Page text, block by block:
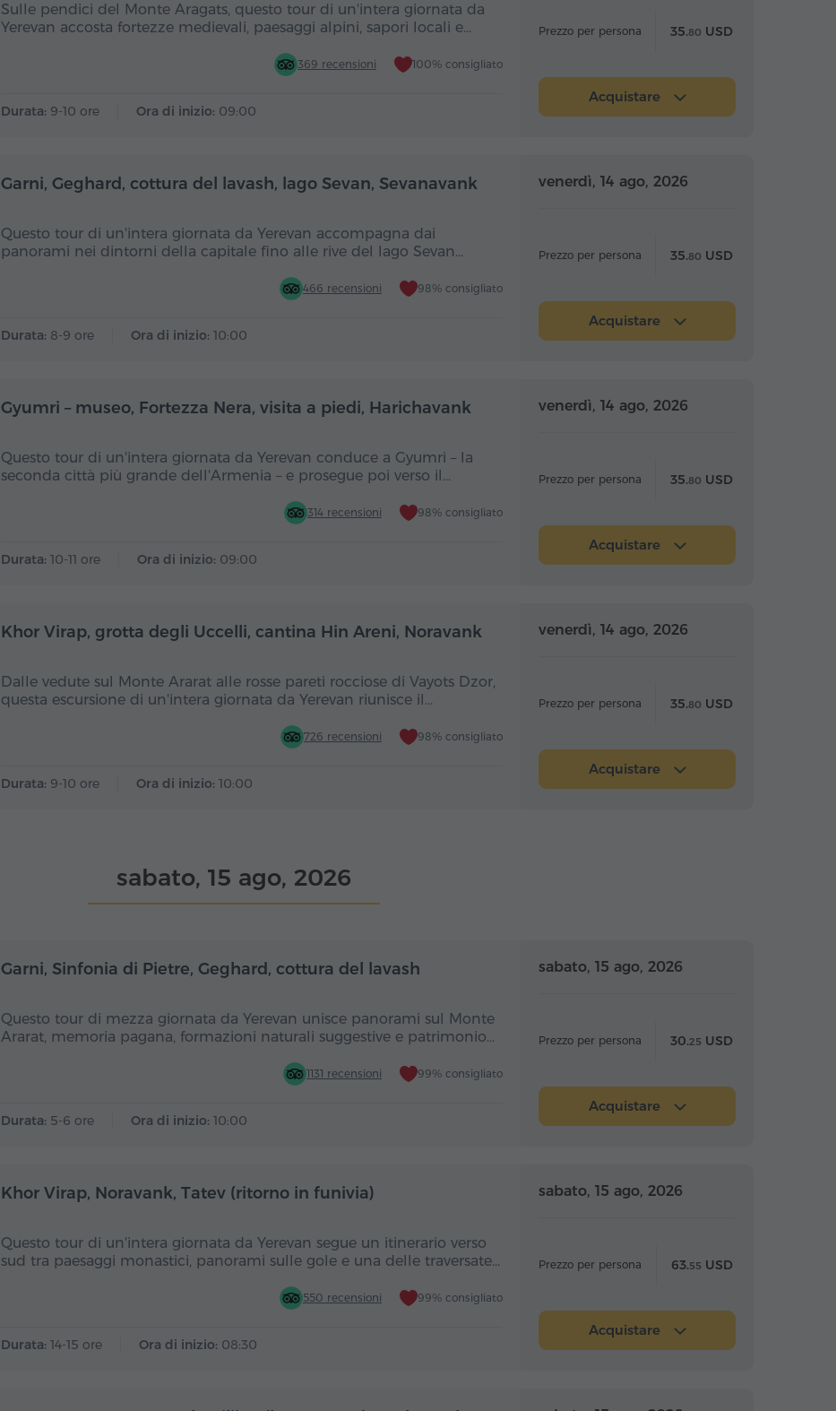
Sulle pendici del Monte Aragats, questo tour di un'intera giornata da
Yerevan accosta fortezze medievali, paesaggi alpini, sapori locali e…
369 recensioni 100% consigliato
Durata: 9-10 ore Ora di inizio: 09:00
Prezzo per persona 35.80 USD
Acquistare
Giornata intera Giornata intera Giornata intera
Garni, Geghard, cottura del lavash, lago Sevan, Sevanavank
Questo tour di un'intera giornata da Yerevan accompagna dai
panorami nei dintorni della capitale fino alle rive del lago Sevan…
466 recensioni 98% consigliato
Durata: 8-9 ore Ora di inizio: 10:00
venerdì, 14 ago, 2026
Prezzo per persona 35.80 USD
Acquistare
Giornata intera Giornata intera Giornata intera
Gyumri – museo, Fortezza Nera, visita a piedi, Harichavank
Questo tour di un'intera giornata da Yerevan conduce a Gyumri – la
seconda città più grande dell'Armenia – e prosegue poi verso il…
314 recensioni 98% consigliato
Durata: 10-11 ore Ora di inizio: 09:00
venerdì, 14 ago, 2026
Prezzo per persona 35.80 USD
Acquistare
Giornata intera Giornata intera Giornata intera
Khor Virap, grotta degli Uccelli, cantina Hin Areni, Noravank
Dalle vedute sul Monte Ararat alle rosse pareti rocciose di Vayots Dzor,
questa escursione di un'intera giornata da Yerevan riunisce il…
726 recensioni 98% consigliato
Durata: 9-10 ore Ora di inizio: 10:00
venerdì, 14 ago, 2026
Prezzo per persona 35.80 USD
Acquistare
sabato, 15 ago, 2026
Mezza giornata Mezza giornata Mezza giornata
Garni, Sinfonia di Pietre, Geghard, cottura del lavash
Questo tour di mezza giornata da Yerevan unisce panorami sul Monte
Ararat, memoria pagana, formazioni naturali suggestive e patrimonio…
1131 recensioni 99% consigliato
Durata: 5-6 ore Ora di inizio: 10:00
sabato, 15 ago, 2026
Prezzo per persona 30.25 USD
Acquistare
Giornata intera Giornata intera
Khor Virap, Noravank, Tatev (ritorno in funivia)
Questo tour di un'intera giornata da Yerevan segue un itinerario verso
sud tra paesaggi monastici, panorami sulle gole e una delle traversate…
550 recensioni 99% consigliato
Durata: 14-15 ore Ora di inizio: 08:30
sabato, 15 ago, 2026
Prezzo per persona 63.55 USD
Acquistare